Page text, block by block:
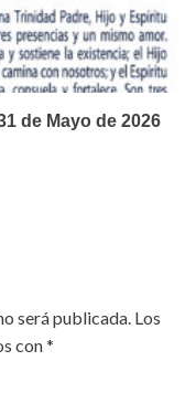
de Mayo de 2026
será publicada. Los
con*